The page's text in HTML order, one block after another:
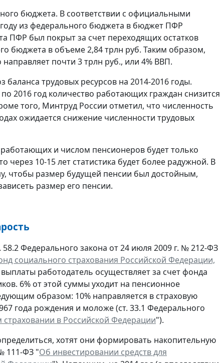
бюджета. В соответствии с официальными
из федерального бюджета в бюджет ПФР
ПФР был покрыт за счет переходящих остатков
бюджета в объеме 2,84 трлн руб. Таким образом,
почти 3 трлн руб., или 4% ВВП.
трудовых ресурсов на 2014-2016 годы.
2016 год количество работающих граждан снизится
того, Минтруд России отметил, что численность
ожидается снижение численности трудовых
и числом пенсионеров будет только
10-15 лет статистика будет более радужной. В
чтобы размер будущей пенсии был достойным,
размер его пенсии.
58.2 Федерального закона от 24 июля 2009 г. № 212-ФЗ
социального страхования Российской Федерации,
работодатель осуществляет за счет фонда
6% от этой суммы уходит на пенсионное
образом: 10% направляется в страховую
года рождения и моложе (ст. 33.1 Федерального
в Российской Федерации").
хотят они формировать накопительную
111-ФЗ "Об инвестировании средств для